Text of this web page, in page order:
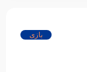
بازی